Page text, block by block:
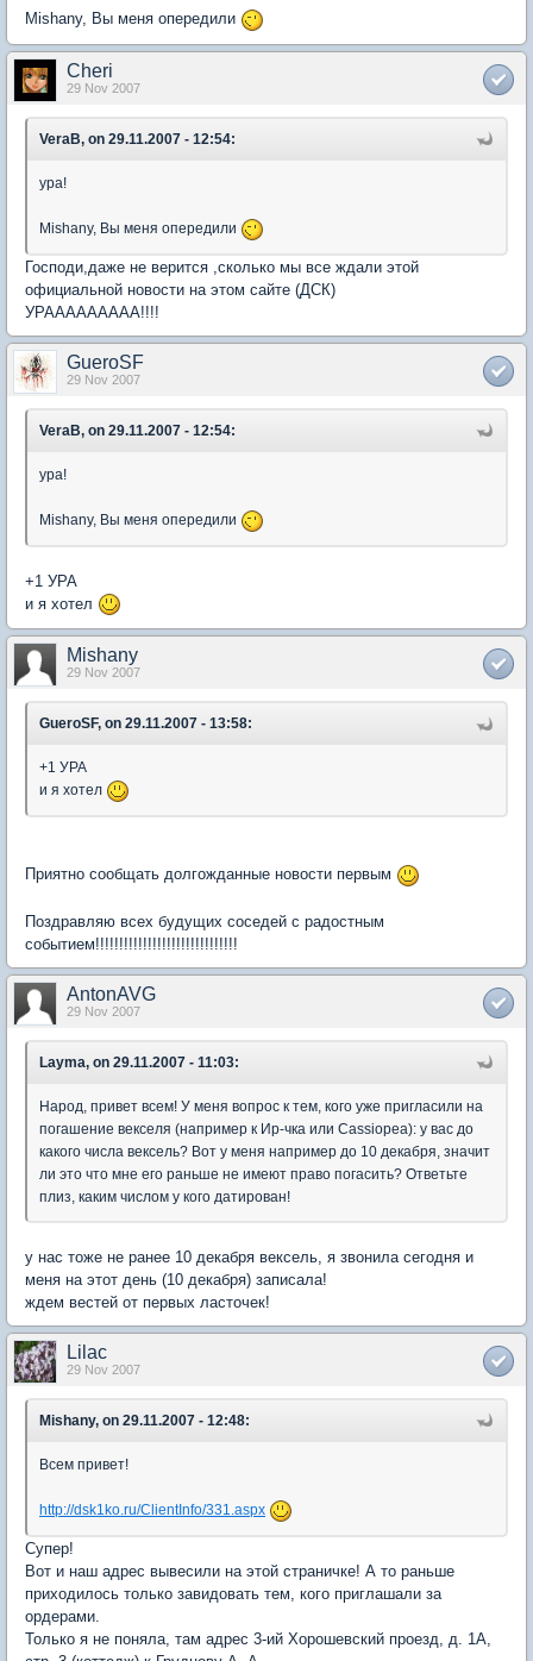
Mishany, Вы меня опередили
Cheri
29 Nov 2007
VeraB, on 29.11.2007 - 12:54:
ура!
Mishany, Вы меня опередили
Господи,даже не верится ,сколько мы все ждали этой
официальной новости на этом сайте (ДСК)
УРААААААААА!!!!
GueroSF
29 Nov 2007
VeraB, on 29.11.2007 - 12:54:
ура!
Mishany, Вы меня опередили
+1 УРА
и я хотел
Mishany
29 Nov 2007
GueroSF, on 29.11.2007 - 13:58:
+1 УРА
и я хотел
Приятно сообщать долгожданные новости первым
Поздравляю всех будущих соседей с радостным
событием!!!!!!!!!!!!!!!!!!!!!!!!!!!!!!
AntonAVG
29 Nov 2007
Layma, on 29.11.2007 - 11:03:
Народ, привет всем! У меня вопрос к тем, кого уже пригласили на
погашение векселя (например к Ир-чка или Cassiopea): у вас до
какого числа вексель? Вот у меня например до 10 декабря, значит
ли это что мне его раньше не имеют право погасить? Ответьте
плиз, каким числом у кого датирован!
у нас тоже не ранее 10 декабря вексель, я звонила сегодня и
меня на этот день (10 декабря) записала!
ждем вестей от первых ласточек!
Lilac
29 Nov 2007
Mishany, on 29.11.2007 - 12:48:
Всем привет!
http://dsk1ko.ru/ClientInfo/331.aspx
Супер!
Вот и наш адрес вывесили на этой страничке! А то раньше
приходилось только завидовать тем, кого приглашали за
ордерами.
Только я не поняла, там адрес 3-ий Хорошевский проезд, д. 1А,